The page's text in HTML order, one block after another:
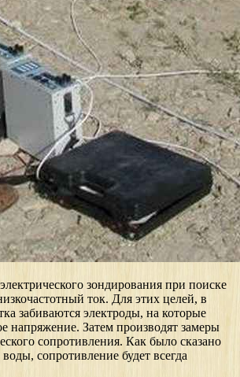
зондирования при поиске
ток. Для этих целей, в
забиваются электроды, на которые
напряжение. Затем производят замеры
сопротивления. Как было сказано
сопротивление будет всегда